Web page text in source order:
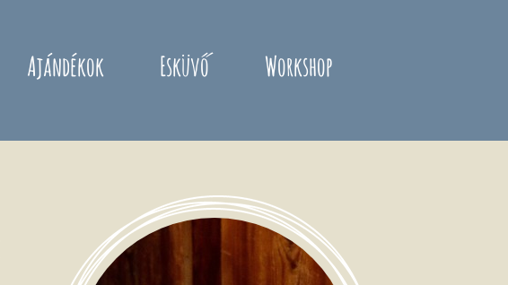
Ajándékok Esküvő Workshop